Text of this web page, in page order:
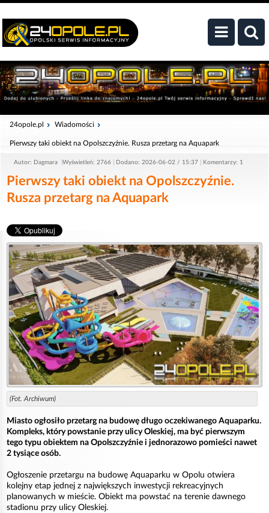
24opole.pl Wiadomości
Pierwszy taki obiekt na Opolszczyźnie. Rusza przetarg na Aquapark
Autor: Dagmara Wyświetleń: 2766 Dodano: 2026-06-02 / 15:37 Komentarzy: 1
Pierwszy taki obiekt na Opolszczyźnie.
Rusza przetarg na Aquapark
(Fot. Archiwum)
Miasto ogłosiło przetarg na budowę długo oczekiwanego Aquaparku.
Kompleks, który powstanie przy ulicy Oleskiej, ma być pierwszym
tego typu obiektem na Opolszczyźnie i jednorazowo pomieści nawet
2 tysiące osób.
Ogłoszenie przetargu na budowę Aquaparku w Opolu otwiera
kolejny etap jednej z największych inwestycji rekreacyjnych
planowanych w mieście. Obiekt ma powstać na terenie dawnego
stadionu przy ulicy Oleskiej.